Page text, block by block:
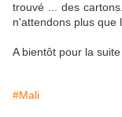
trouvé ... des
n'attendons plus que
A bientôt pour la
#Mali